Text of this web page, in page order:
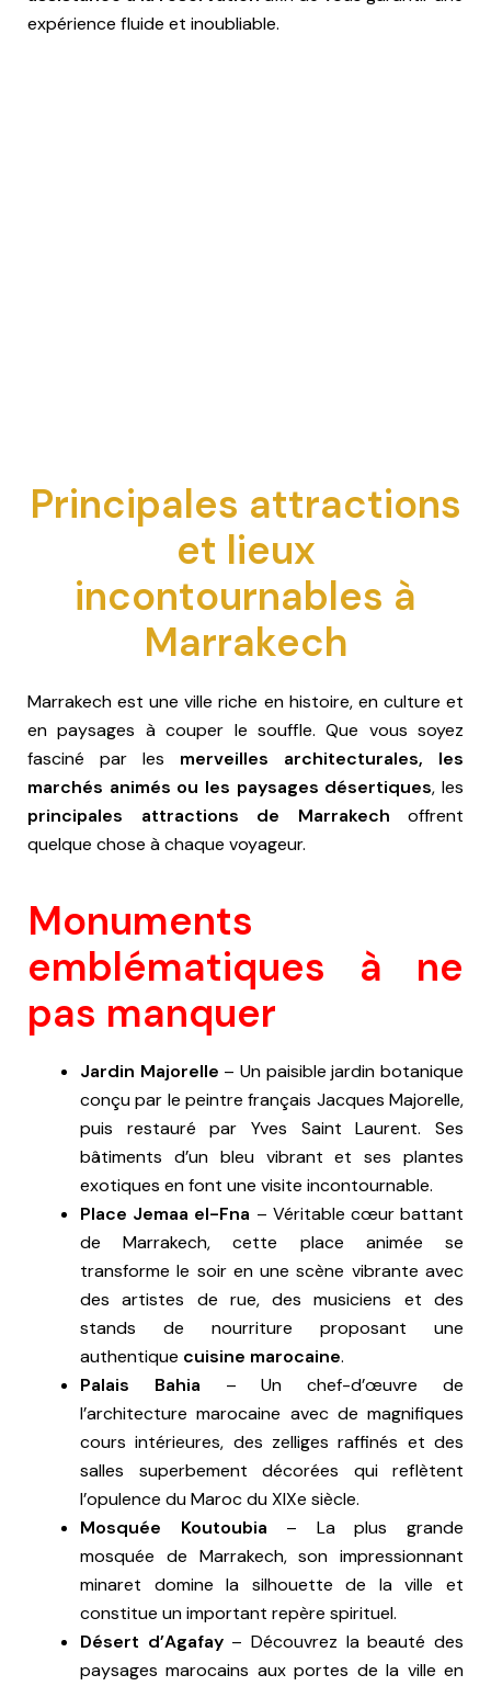
expérience fluide et inoubliable.
Principales attractions
et lieux
incontournables à
Marrakech
Marrakech est une ville riche en histoire, en culture et
en paysages à couper le souffle. Que vous soyez
fasciné par les merveilles architecturales, les
marchés animés ou les paysages désertiques, les
principales attractions de Marrakech offrent
quelque chose à chaque voyageur.
Monuments
emblématiques à ne
pas manquer
Jardin Majorelle – Un paisible jardin botanique
conçu par le peintre français Jacques Majorelle,
puis restauré par Yves Saint Laurent. Ses
bâtiments d’un bleu vibrant et ses plantes
exotiques en font une visite incontournable.
Place Jemaa el-Fna – Véritable cœur battant
de Marrakech, cette place animée se
transforme le soir en une scène vibrante avec
des artistes de rue, des musiciens et des
stands de nourriture proposant une
authentique cuisine marocaine.
Palais Bahia – Un chef-d’œuvre de
l’architecture marocaine avec de magnifiques
cours intérieures, des zelliges raffinés et des
salles superbement décorées qui reflètent
l’opulence du Maroc du XIXe siècle.
Mosquée Koutoubia – La plus grande
mosquée de Marrakech, son impressionnant
minaret domine la silhouette de la ville et
constitue un important repère spirituel.
Désert d’Agafay– Découvrez la beauté des
paysages marocains aux portes de la ville en